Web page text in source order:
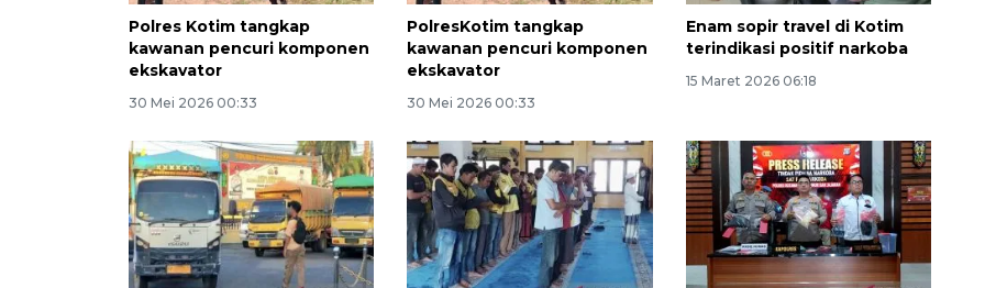
Polres Kotim tangkap
kawanan pencuri komponen
ekskavator
30 Mei 2026 00:33
PolresKotim tangkap
kawanan pencuri komponen
ekskavator
30 Mei 2026 00:33
Enam sopir travel di Kotim
terindikasi positif narkoba
15 Maret 2026 06:18